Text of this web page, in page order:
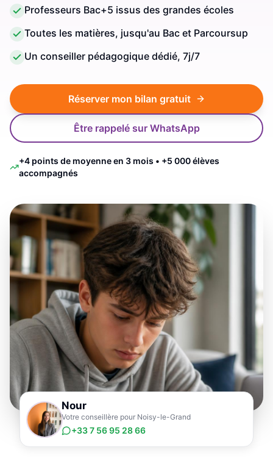
Professeurs Bac+5 issus des grandes écoles
Toutes les matières, jusqu'au Bac et Parcoursup
Un conseiller pédagogique dédié, 7j/7
Réserver mon bilan gratuit
Être rappelé sur WhatsApp
+4 points de moyenne en 3 mois • +5 000 élèves
accompagnés
Nour
Votre conseillère pour Noisy-le-Grand
+33 7 56 95 28 66